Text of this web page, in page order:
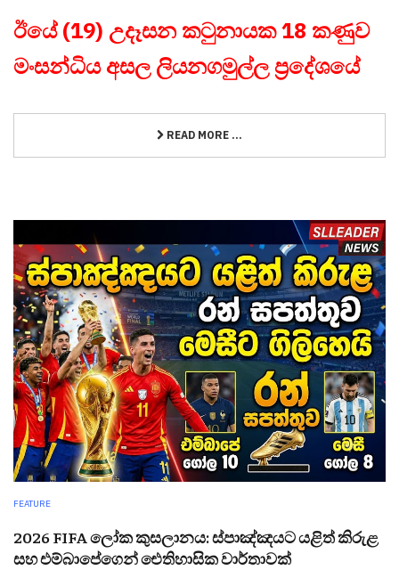
ඊයේ (19) උදෑසන කටුනායක 18 කණුව
මංසන්ධිය අසල ලියනගමුල්ල ප්‍රදේශයේ
READ MORE ...
FEATURE
2026 FIFA ලෝක කුසලානය: ස්පාඤ්ඤයට යළිත් කිරුළ
සහ එම්බාපේගෙන් ඓතිහාසික වාර්තාවක්